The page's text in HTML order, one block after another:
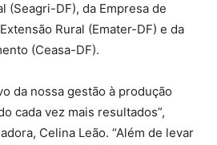
(Seagri-DF), da Empresa de
Rural (Emater-DF) e da
(Ceasa-DF).
da nossa gestão à produção
cada vez mais resultados”,
Celina Leão. “Além de levar